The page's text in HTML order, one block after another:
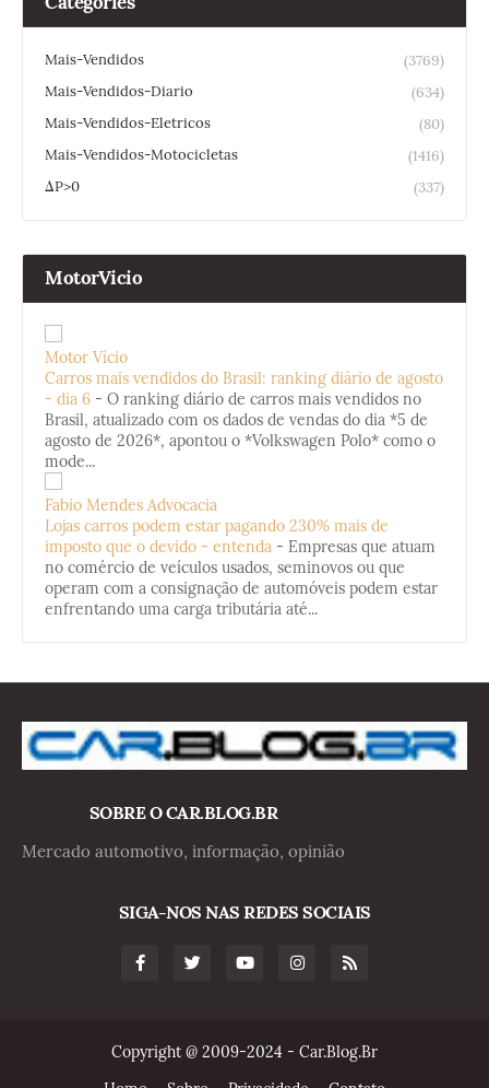
Mais-Vendidos
(3769)
Mais-Vendidos-Diario
(634)
Mais-Vendidos-Eletricos
(80)
Mais-Vendidos-Motocicletas
(1416)
ΔP>0
(337)
MotorVicio
Motor Vício
Carros mais vendidos do Brasil: ranking diário de agosto
- dia 6 - O ranking diário de carros mais vendidos no
Brasil, atualizado com os dados de vendas do dia *5 de
agosto de 2026*, apontou o *Volkswagen Polo* como o
mode...
Fabio Mendes Advocacia
Lojas carros podem estar pagando 230% mais de
imposto que o devido - entenda - Empresas que atuam
no comércio de veículos usados, seminovos ou que
operam com a consignação de automóveis podem estar
enfrentando uma carga tributária até...
SOBRE O CAR.BLOG.BR
Mercado automotivo, informação, opinião
SIGA-NOS NAS REDES SOCIAIS
Copyright @ 2009-2024 - Car.Blog.Br